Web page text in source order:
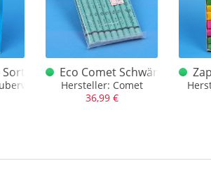
Sortiment - Blister Zauberwürmer
Scherzartikel
Eco Comet Schwärmer A
Hersteller: Comet
36,99 €